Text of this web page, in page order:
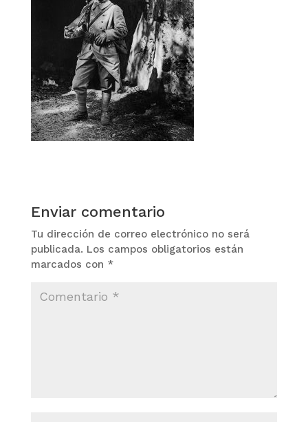
Enviar comentario
Tu dirección de correo electrónico no será
publicada. Los campos obligatorios están
marcados con *